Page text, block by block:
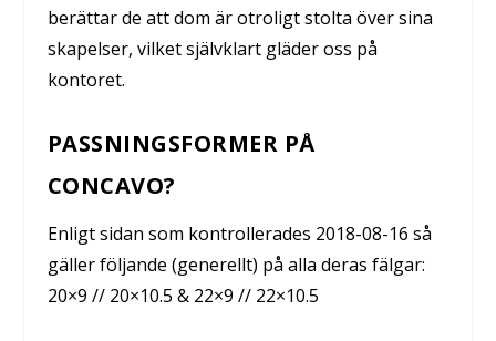
berättar de att dom är otroligt stolta över sina
skapelser, vilket självklart gläder oss på
kontoret.
PASSNINGSFORMER PÅ
CONCAVO?
Enligt sidan som kontrollerades 2018-08-16 så
gäller följande (generellt) på alla deras fälgar:
20×9 // 20×10.5 & 22×9 // 22×10.5